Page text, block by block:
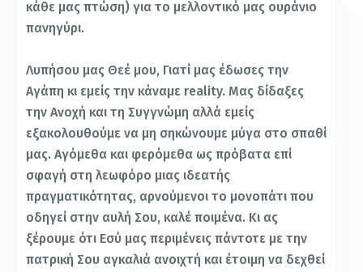
κάθε μας πτώση) για το μελλοντικό μας ουράνιο
πανηγύρι.
Λυπήσου μας Θεέ μου, Γιατί μας έδωσες την
Αγάπη κι εμείς την κάναμε reality. Μας δίδαξες
την Ανοχή και τη Συγγνώμη αλλά εμείς
εξακολουθούμε να μη σηκώνουμε μύγα στο σπαθί
μας. Αγόμεθα και φερόμεθα ως πρόβατα επί
σφαγή στη λεωφόρο μιας ιδεατής
πραγματικότητας, αρνούμενοι το μονοπάτι που
οδηγεί στην αυλή Σου, καλέ ποιμένα. Κι ας
ξέρουμε ότι Εσύ μας περιμένεις πάντοτε με την
πατρική Σου αγκαλιά ανοιχτή και έτοιμη να δεχθεί